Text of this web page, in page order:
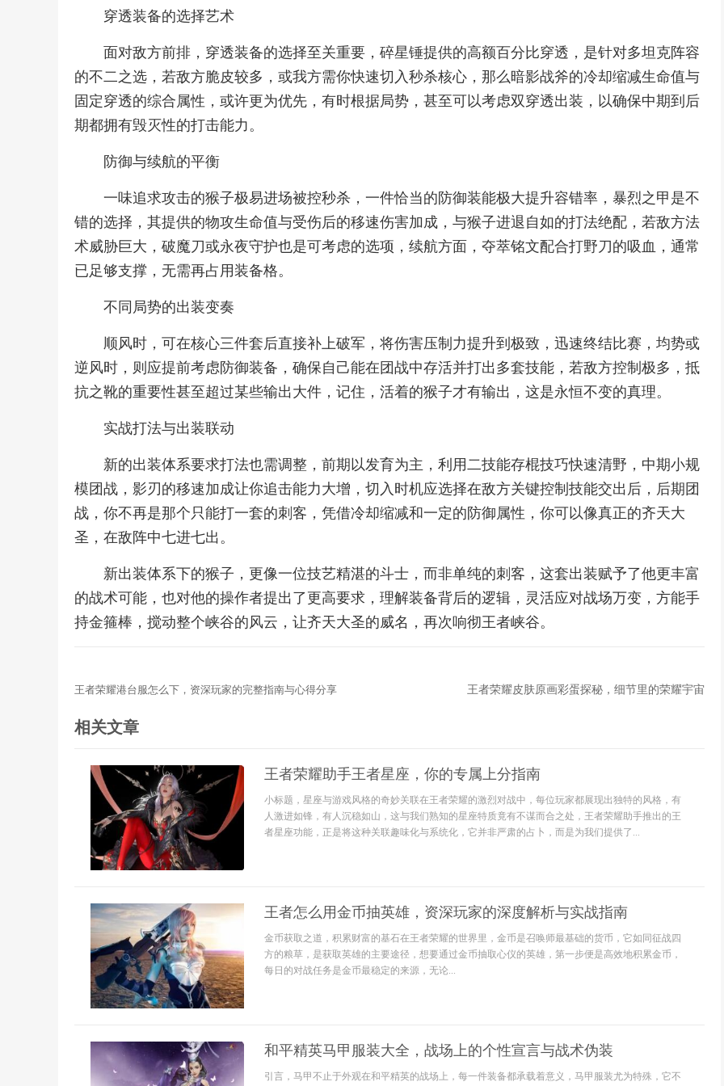
穿透装备的选择艺术
面对敌方前排，穿透装备的选择至关重要，碎星锤提供的高额百分比穿透，是针对多坦克阵容
的不二之选，若敌方脆皮较多，或我方需你快速切入秒杀核心，那么暗影战斧的冷却缩减生命值与
固定穿透的综合属性，或许更为优先，有时根据局势，甚至可以考虑双穿透出装，以确保中期到后
期都拥有毁灭性的打击能力。
防御与续航的平衡
一味追求攻击的猴子极易进场被控秒杀，一件恰当的防御装能极大提升容错率，暴烈之甲是不
错的选择，其提供的物攻生命值与受伤后的移速伤害加成，与猴子进退自如的打法绝配，若敌方法
术威胁巨大，破魔刀或永夜守护也是可考虑的选项，续航方面，夺萃铭文配合打野刀的吸血，通常
已足够支撑，无需再占用装备格。
不同局势的出装变奏
顺风时，可在核心三件套后直接补上破军，将伤害压制力提升到极致，迅速终结比赛，均势或
逆风时，则应提前考虑防御装备，确保自己能在团战中存活并打出多套技能，若敌方控制极多，抵
抗之靴的重要性甚至超过某些输出大件，记住，活着的猴子才有输出，这是永恒不变的真理。
实战打法与出装联动
新的出装体系要求打法也需调整，前期以发育为主，利用二技能存棍技巧快速清野，中期小规
模团战，影刃的移速加成让你追击能力大增，切入时机应选择在敌方关键控制技能交出后，后期团
战，你不再是那个只能打一套的刺客，凭借冷却缩减和一定的防御属性，你可以像真正的齐天大
圣，在敌阵中七进七出。
新出装体系下的猴子，更像一位技艺精湛的斗士，而非单纯的刺客，这套出装赋予了他更丰富
的战术可能，也对他的操作者提出了更高要求，理解装备背后的逻辑，灵活应对战场万变，方能手
持金箍棒，搅动整个峡谷的风云，让齐天大圣的威名，再次响彻王者峡谷。
王者荣耀港台服怎么下，资深玩家的完整指南与心得分享 王者荣耀皮肤原画彩蛋探秘，细节里的荣耀宇宙
相关文章
王者荣耀助手王者星座，你的专属上分指南
小标题，星座与游戏风格的奇妙关联在王者荣耀的激烈对战中，每位玩家都展现出独特的风格，有
人激进如锋，有人沉稳如山，这与我们熟知的星座特质竟有不谋而合之处，王者荣耀助手推出的王
者星座功能，正是将这种关联趣味化与系统化，它并非严肃的占卜，而是为我们提供了...
王者怎么用金币抽英雄，资深玩家的深度解析与实战指南
金币获取之道，积累财富的基石在王者荣耀的世界里，金币是召唤师最基础的货币，它如同征战四
方的粮草，是获取英雄的主要途径，想要通过金币抽取心仪的英雄，第一步便是高效地积累金币，
每日的对战任务是金币最稳定的来源，无论...
和平精英马甲服装大全，战场上的个性宣言与战术伪装
引言，马甲不止于外观在和平精英的战场上，每一件装备都承载着意义，马甲服装尤为特殊，它不